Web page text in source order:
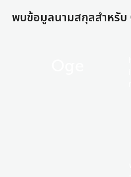
พบข้อมูลนามสกุลสำหรับ